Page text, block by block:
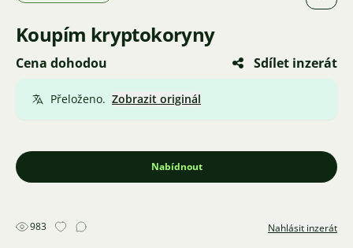
Koupím kryptokoryny
Cena dohodou Sdílet inzerát
Přeloženo. Zobrazit originál
Nabídnout
983 Nahlásit inzerát